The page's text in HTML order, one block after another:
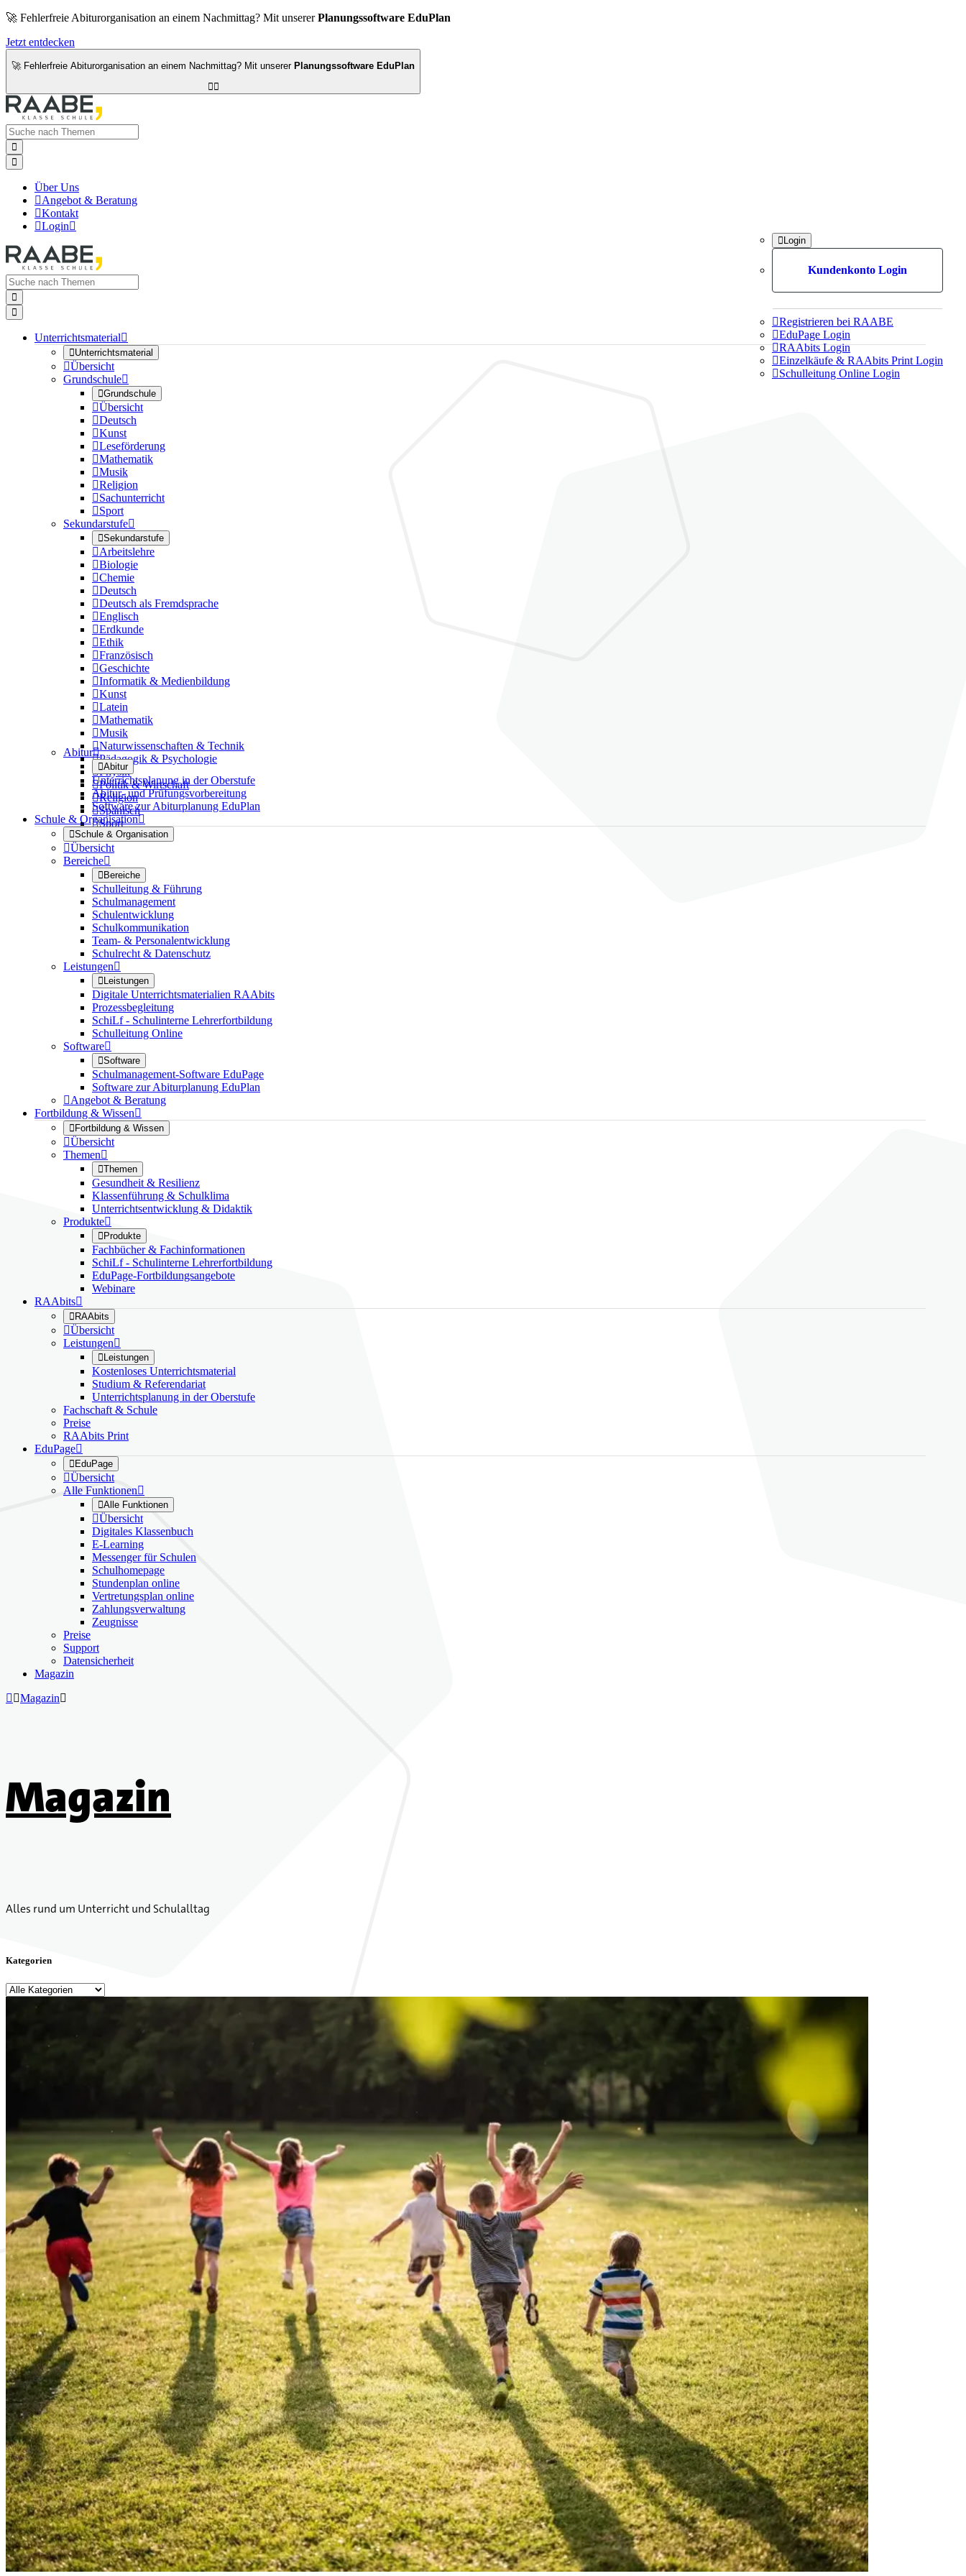
🚀 Fehlerfreie Abiturorganisation an einem Nachmittag? Mit unsererPlanungssoftware EduPlan
Jetzt entdecken
🚀 Fehlerfreie Abiturorganisation an einem Nachmittag? Mit unserer Planungssoftware EduPlan



Über Uns
Angebot & Beratung
Kontakt
Login
Login
Kundenkonto Login
Registrieren bei RAABE
EduPage Login
RAAbits Login
Einzelkäufe & RAAbits Print Login
Schulleitung Online Login


Unterrichtsmaterial
Unterrichtsmaterial
Übersicht
Grundschule
Grundschule
Übersicht
Deutsch
Kunst
Leseförderung
Mathematik
Musik
Religion
Sachunterricht
Sport
Sekundarstufe
Sekundarstufe
Arbeitslehre
Biologie
Chemie
Deutsch
Deutsch als Fremdsprache
Englisch
Erdkunde
Ethik
Französisch
Geschichte
Informatik & Medienbildung
Kunst
Latein
Mathematik
Musik
Naturwissenschaften & Technik
Pädagogik & Psychologie
Physik
Politik & Wirtschaft
Religion
Spanisch
Sport
Abitur
Abitur
Unterrichtsplanung in der Oberstufe
Abitur- und Prüfungsvorbereitung
Software zur Abiturplanung EduPlan
Schule & Organisation
Schule & Organisation
Übersicht
Bereiche
Bereiche
Schulleitung & Führung
Schulmanagement
Schulentwicklung
Schulkommunikation
Team- & Personalentwicklung
Schulrecht & Datenschutz
Leistungen
Leistungen
Digitale Unterrichtsmaterialien RAAbits
Prozessbegleitung
SchiLf - Schulinterne Lehrerfortbildung
Schulleitung Online
Software
Software
Schulmanagement-Software EduPage
Software zur Abiturplanung EduPlan
Angebot & Beratung
Fortbildung & Wissen
Fortbildung & Wissen
Übersicht
Themen
Themen
Gesundheit & Resilienz
Klassenführung & Schulklima
Unterrichtsentwicklung & Didaktik
Produkte
Produkte
Fachbücher & Fachinformationen
SchiLf - Schulinterne Lehrerfortbildung
EduPage-Fortbildungsangebote
Webinare
RAAbits
RAAbits
Übersicht
Leistungen
Leistungen
Kostenloses Unterrichtsmaterial
Studium & Referendariat
Unterrichtsplanung in der Oberstufe
Fachschaft & Schule
Preise
RAAbits Print
EduPage
EduPage
Übersicht
Alle Funktionen
Alle Funktionen
Übersicht
Digitales Klassenbuch
E-Learning
Messenger für Schulen
Schulhomepage
Stundenplan online
Vertretungsplan online
Zahlungsverwaltung
Zeugnisse
Preise
Support
Datensicherheit
Magazin
 Magazin
Magazin
Alles rund um Unterricht und Schulalltag
Kategorien